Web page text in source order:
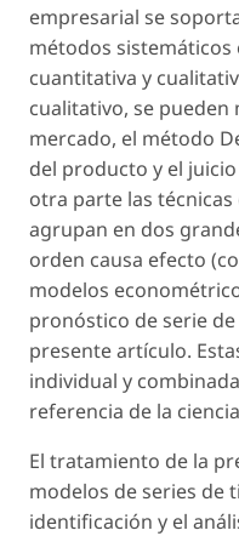
empresarial se
métodos
cuantitativa y
cualitativo, se
mercado, el método
del producto y el
otra parte las
agrupan en dos
orden causa efecto
modelos
pronóstico de serie
presente artículo.
individual y
referencia de la
El tratamiento de la
modelos de series de
identificación y el